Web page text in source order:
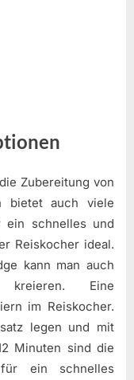
Zubereitung von
bietet auch viele
ein schnelles und
Reiskocher ideal.
kann man auch
kreieren. Eine
im Reiskocher.
legen und mit
Minuten sind die
ein schnelles